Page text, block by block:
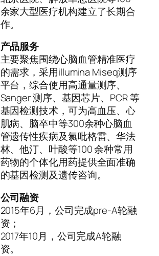
余家大型医疗机构建立了长期合
作。
产品服务
主要聚焦围绕心脑血管精准医疗
的需求，采用illumina Miseq测序
平台，综合使用高通量测序、
Sanger 测序、基因芯片、PCR 等
基因检测技术，可为高血压、心
肌病、脑卒中等300余种心脑血
管遗传性疾病及氯吡格雷、华法
林、他汀、叶酸等100 余种常用
药物的个体化用药提供全面准确
的基因检测及遗传咨询。
公司融资
2015年6月，公司完成pre-A轮融
资；
2017年10月，公司完成A轮融
资。